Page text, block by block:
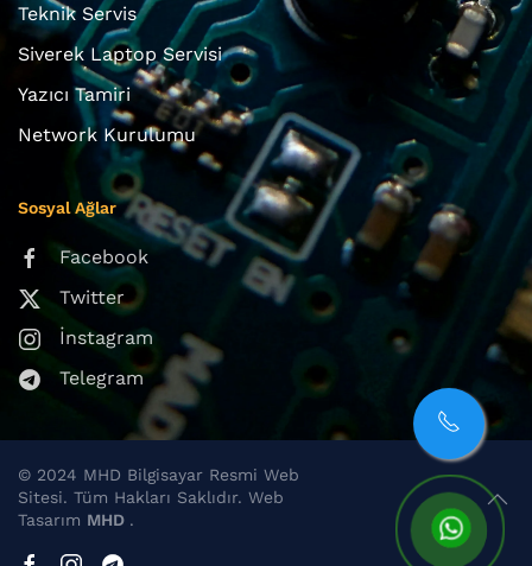
Teknik Servis
Siverek Laptop Servisi
Yazıcı Tamiri
Network Kurulumu
Sosyal Ağlar
Facebook
Twitter
İnstagram
Telegram
© 2024 MHD Bilgisayar Resmi Web
Sitesi. Tüm Hakları Saklıdır. Web
Tasarım MHD .